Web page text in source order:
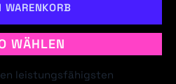
WARENKORB
WÄHLEN
leistungsfähigsten